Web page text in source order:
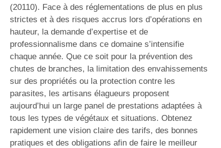
(20110). Face à des réglementations de plus en plus
strictes et à des risques accrus lors d’opérations en
hauteur, la demande d’expertise et de
professionnalisme dans ce domaine s’intensifie
chaque année. Que ce soit pour la prévention des
chutes de branches, la limitation des envahissements
sur des propriétés ou la protection contre les
parasites, les artisans élagueurs proposent
aujourd’hui un large panel de prestations adaptées à
tous les types de végétaux et situations. Obtenez
rapidement une vision claire des tarifs, des bonnes
pratiques et des obligations afin de faire le meilleur